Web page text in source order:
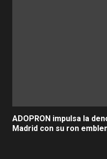
ADOPRON impulsa la
Madrid con su ron